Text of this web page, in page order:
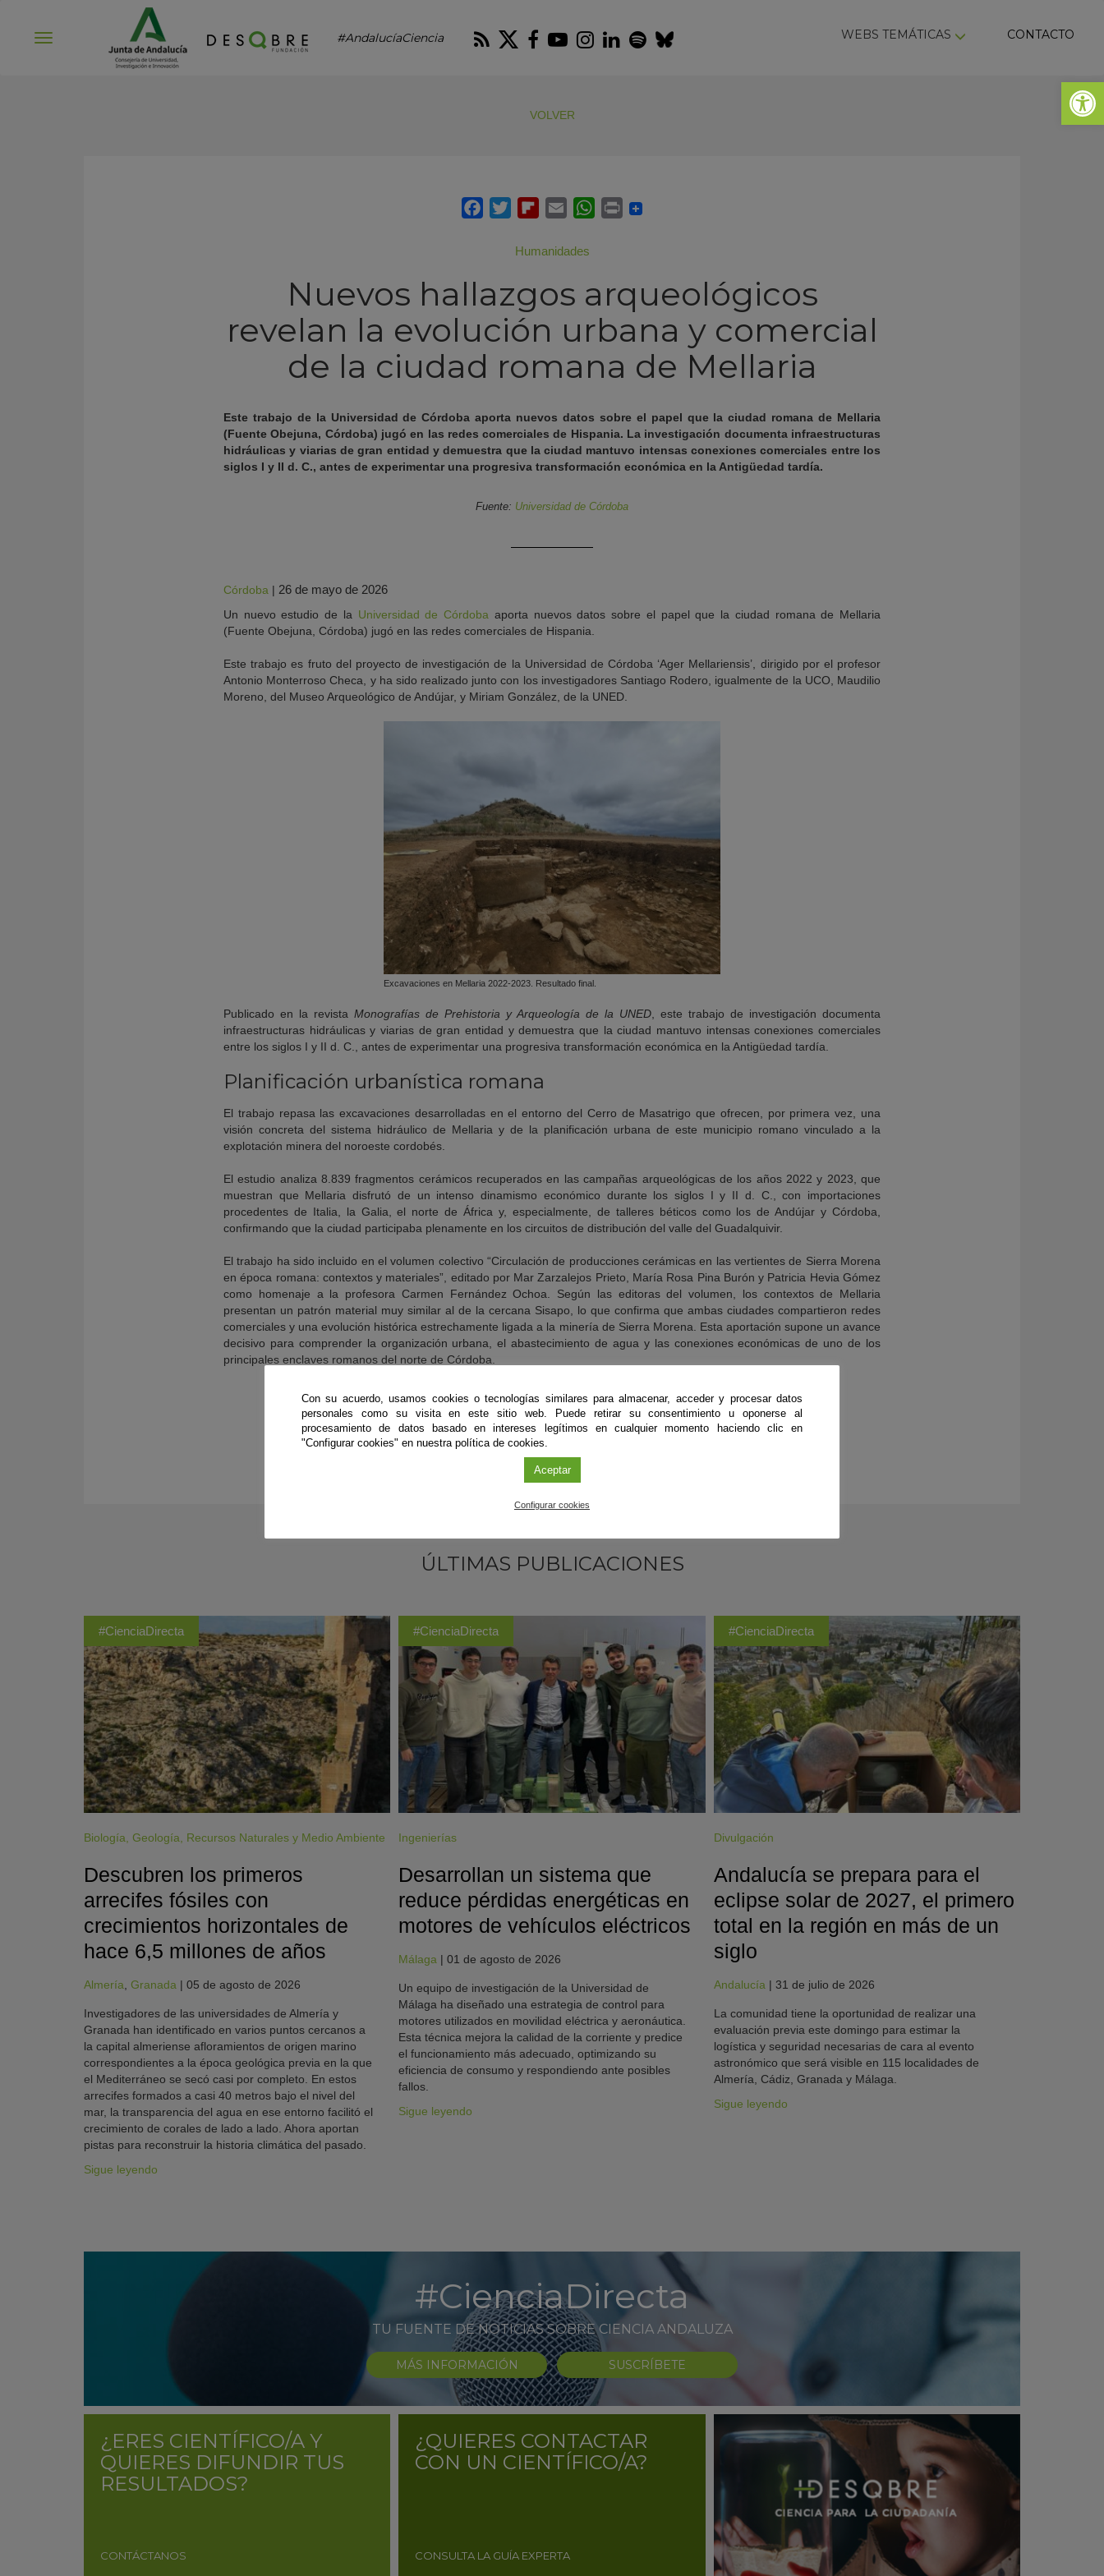
Abrir
#AndalucíaCiencia RSS Twitter
Facebook
Youtube
Instagram
LinkedIn
Spotify
Bluesky WEBS TEMÁTICAS CONTACTO
VOLVER
Humanidades
Nuevos hallazgos arqueológicos
revelan la evolución urbana y comercial
de la ciudad romana de Mellaria
Este trabajo de la Universidad de Córdoba aporta nuevos datos sobre el papel que la ciudad romana de Mellaria
(Fuente Obejuna, Córdoba) jugó en las redes comerciales de Hispania. La investigación documenta infraestructuras
hidráulicas y viarias de gran entidad y demuestra que la ciudad mantuvo intensas conexiones comerciales entre los
siglos I y II d. C., antes de experimentar una progresiva transformación económica en la Antigüedad tardía.
Fuente: Universidad de Córdoba
Córdoba | 26 de mayo de 2026
Un nuevo estudio de la Universidad de Córdoba aporta nuevos datos sobre el papel que la ciudad romana de Mellaria
(Fuente Obejuna, Córdoba) jugó en las redes comerciales de Hispania.
Este trabajo es fruto del proyecto de investigación de la Universidad de Córdoba ‘Ager Mellariensis’, dirigido por el profesor
Antonio Monterroso Checa, y ha sido realizado junto con los investigadores Santiago Rodero, igualmente de la UCO, Maudilio
Moreno, del Museo Arqueológico de Andújar, y Miriam González, de la UNED.
Excavaciones en Mellaria 2022-2023. Resultado final.
Publicado en la revista Monografías de Prehistoria y Arqueología de la UNED , este trabajo de investigación documenta
infraestructuras hidráulicas y viarias de gran entidad y demuestra que la ciudad mantuvo intensas conexiones comerciales
entre los siglos I y II d. C., antes de experimentar una progresiva transformación económica en la Antigüedad tardía.
Planificación urbanística romana
El trabajo repasa las excavaciones desarrolladas en el entorno del Cerro de Masatrigo que ofrecen, por primera vez, una
visión concreta del sistema hidráulico de Mellaria y de la planificación urbana de este municipio romano vinculado a la
explotación minera del noroeste cordobés.
El estudio analiza 8.839 fragmentos cerámicos recuperados en las campañas arqueológicas de los años 2022 y 2023, que
muestran que Mellaria disfrutó de un intenso dinamismo económico durante los siglos I y II d. C., con importaciones
procedentes de Italia, la Galia, el norte de África y, especialmente, de talleres béticos como los de Andújar y Córdoba,
confirmando que la ciudad participaba plenamente en los circuitos de distribución del valle del Guadalquivir.
El trabajo ha sido incluido en el volumen colectivo “Circulación de producciones cerámicas en las vertientes de Sierra Morena
en época romana: contextos y materiales”, editado por Mar Zarzalejos Prieto, María Rosa Pina Burón y Patricia Hevia Gómez
como homenaje a la profesora Carmen Fernández Ochoa. Según las editoras del volumen, los contextos de Mellaria
presentan un patrón material muy similar al de la cercana Sisapo, lo que confirma que ambas ciudades compartieron redes
comerciales y una evolución histórica estrechamente ligada a la minería de Sierra Morena. Esta aportación supone un avance
decisivo para comprender la organización urbana, el abastecimiento de agua y las conexiones económicas de uno de los
principales enclaves romanos del norte de Córdoba.
ÚLTIMAS PUBLICACIONES
#CienciaDirecta
Biología Geología Recursos Naturales y Medio Ambiente
Descubren los primeros
arrecifes fósiles con
crecimientos horizontales de
hace 6,5 millones de años
Almería Granada | 05 de agosto de 2026
Investigadores de las universidades de Almería y
Granada han identificado en varios puntos cercanos a
la capital almeriense afloramientos de origen marino
correspondientes a la época geológica previa en la que
el Mediterráneo se secó casi por completo. En estos
arrecifes formados a casi 40 metros bajo el nivel del
mar, la transparencia del agua en ese entorno facilitó el
crecimiento de corales de lado a lado. Ahora aportan
pistas para reconstruir la historia climática del pasado.
Sigue leyendo
#CienciaDirecta
Ingenierías
Desarrollan un sistema que
reduce pérdidas energéticas en
motores de vehículos eléctricos
Málaga |01 de agosto de 2026
Un equipo de investigación de la Universidad de
Málaga ha diseñado una estrategia de control para
motores utilizados en movilidad eléctrica y aeronáutica.
Esta técnica mejora la calidad de la corriente y predice
el funcionamiento más adecuado, optimizando su
eficiencia de consumo y respondiendo ante posibles
fallos.
Sigue leyendo
#CienciaDirecta
Divulgación
Andalucía se prepara para el
eclipse solar de 2027, el primero
total en la región en más de un
siglo
Andalucía | 31 de julio de 2026
La comunidad tiene la oportunidad de realizar una
evaluación previa este domingo para estimar la
logística y seguridad necesarias de cara al evento
astronómico que será visible en 115 localidades de
Almería, Cádiz, Granada y Málaga.
Sigue leyendo
#CienciaDirecta
TU FUENTE DE NOTICIAS SOBRE CIENCIA ANDALUZA
MÁS INFORMACIÓN SUSCRÍBETE
¿ERES CIENTÍFICO/A Y
QUIERES DIFUNDIR TUS
RESULTADOS?
CONTÁCTANOS
¿QUIERES CONTACTAR
CON UN CIENTÍFICO/A?
CONSULTA LA GUÍA EXPERTA
Con su acuerdo, usamos cookies o tecnologías similares para almacenar, acceder y procesar datos
personales como su visita en este sitio web. Puede retirar su consentimiento u oponerse al
procesamiento de datos basado en intereses legítimos en cualquier momento haciendo clic en
"Configurar cookies" en nuestra política de cookies.
Aceptar
Configurar cookies